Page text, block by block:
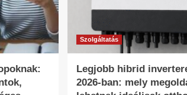
Szolgáltatás
Legjobb hibrid
2026-ban: mely